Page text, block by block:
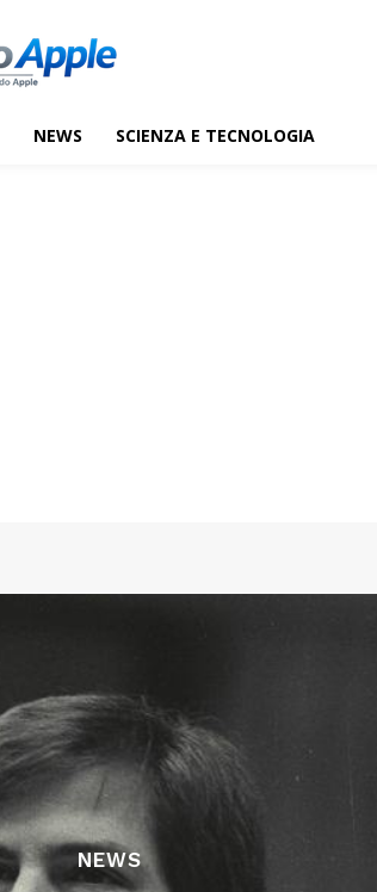
NEWS SCIENZA E TECNOLOGIA
NEWS